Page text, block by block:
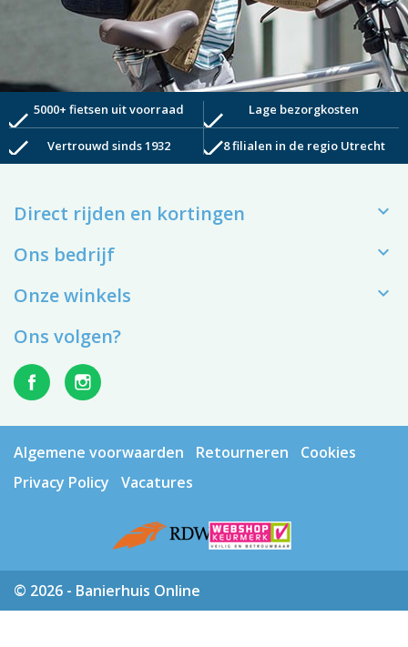
check5000+ fietsen uit voorraad check Lage bezorgkosten
check Vertrouwd sinds 1932 check8 filialen in de regio Utrecht
Direct rijden en kortingen 
Ons bedrijf 
Onze winkels 
Ons volgen?
Algemene voorwaarden Retourneren
Cookies
Privacy Policy
Vacatures
© 2026 - Banierhuis Online